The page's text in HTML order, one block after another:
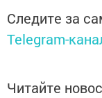
Следите за
Telegram-
Читайте